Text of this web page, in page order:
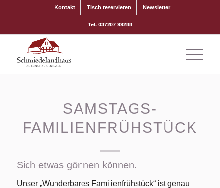
Kontakt Tisch reservieren Newsletter
Tel. 037207 99288
SAMSTAGS-
FAMILIENFRÜHSTÜCK
Sich etwas gönnen können.
Unser „Wunderbares Familienfrühstück“ ist genau